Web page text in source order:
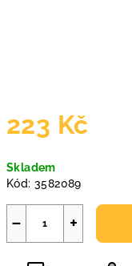
223 Kč
cena:
Skladem
Kód: 3582089
+
−